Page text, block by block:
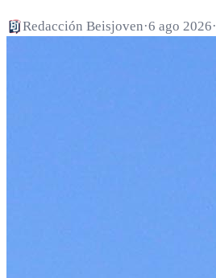
Redacción Beisjoven·6 ago 2026·